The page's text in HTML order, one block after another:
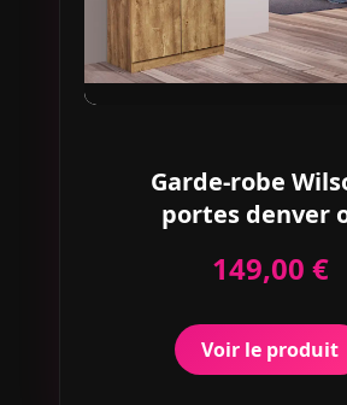
Garde-robe
portes denver
149,00 €
Voir le produit